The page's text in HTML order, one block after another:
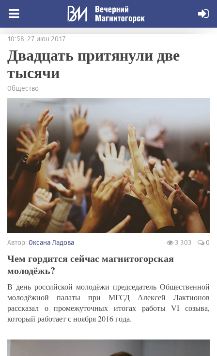
10:58, 27 июн 2017
Двадцать притянули две
тысячи
Общество
Автор: Оксана Ладова 3 303 0
Чем гордится сейчас магнитогорская
молодёжь?
В день российской молодёжи председатель Общественной
молодёжной палаты при МГСД Алексей Лактионов
рассказал о промежуточных итогах работы VI созыва,
который работает с ноября 2016 года.